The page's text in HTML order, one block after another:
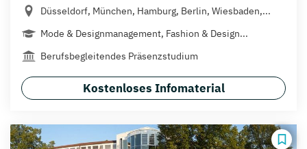
Düsseldorf, München, Hamburg, Berlin, Wiesbaden,...
Mode & Designmanagement, Fashion & Design...
Berufsbegleitendes Präsenzstudium
Kostenloses Infomaterial